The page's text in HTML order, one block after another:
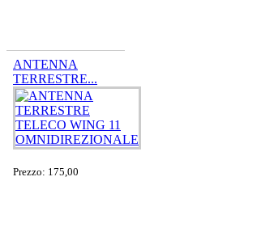
ANTENNA
TERRESTRE...
Prezzo: 175,00